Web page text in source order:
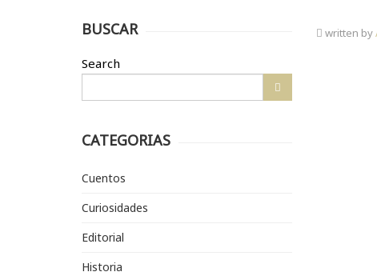
written by
BUSCAR
Search
CATEGORIAS
Cuentos
Curiosidades
Editorial
Historia